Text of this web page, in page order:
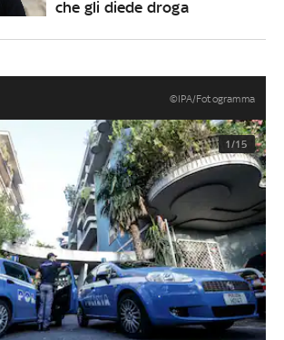
che gli diede droga
©IPA/Fotogramma
1/15